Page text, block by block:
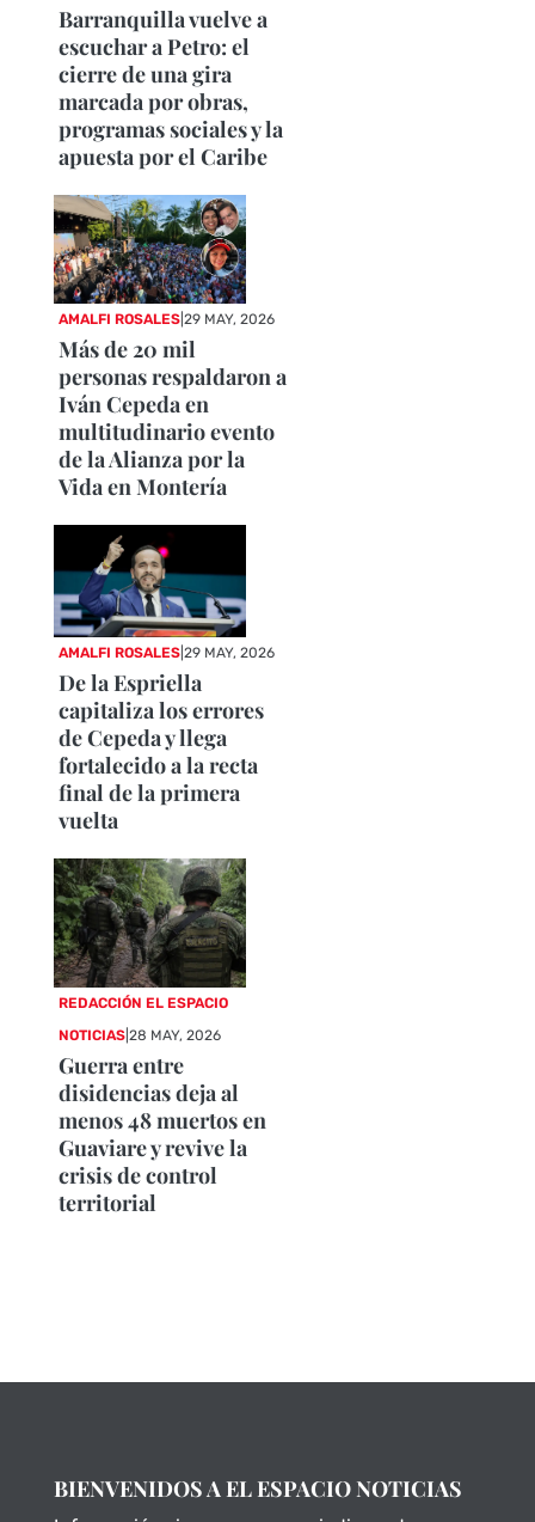
Barranquilla vuelve a
escuchar a Petro: el
cierre de una gira
marcada por obras,
programas sociales y la
apuesta por el Caribe
AMALFI ROSALES |29 MAY, 2026
Más de 20 mil
personas respaldaron a
Iván Cepeda en
multitudinario evento
de la Alianza por la
Vida en Montería
AMALFI ROSALES |29 MAY, 2026
De la Espriella
capitaliza los errores
de Cepeda y llega
fortalecido a la recta
final de la primera
vuelta
REDACCIÓN EL ESPACIO
NOTICIAS |28 MAY, 2026
Guerra entre
disidencias deja al
menos 48 muertos en
Guaviare y revive la
crisis de control
territorial
BIENVENIDOS A EL ESPACIO NOTICIAS